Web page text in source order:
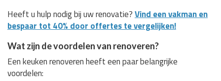
Heeft u hulp nodig bij uw renovatie?Vind een vakman en
bespaar tot 40% door offertes te vergelijken!
Wat zijn de voordelen van renoveren?
Een keuken renoveren heeft een paar belangrijke
voordelen: